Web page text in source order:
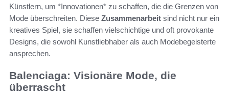
Künstlern, um *Innovationen* zu schaffen, die die Grenzen von
Mode überschreiten. Diese Zusammenarbeit sind nicht nur ein
kreatives Spiel, sie schaffen vielschichtige und oft provokante
Designs, die sowohl Kunstliebhaber als auch Modebegeisterte
ansprechen.
Balenciaga: Visionäre Mode, die
überrascht